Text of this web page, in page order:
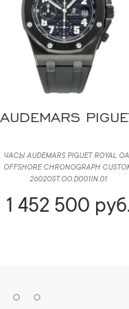
AUDEMARS
ЧАСЫ AUDEMARS PIGUET ROYAL
OFFSHORE CHRONOGRAPH
26020ST.OO.D001IN.01
1 452 500